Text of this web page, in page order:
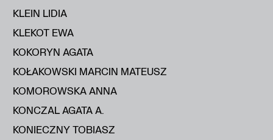
KLEIN LIDIA
KLEKOT EWA
KOKORYN AGATA
KOŁAKOWSKI MARCIN MATEUSZ
KOMOROWSKA ANNA
KONCZAL AGATA A.
KONIECZNY TOBIASZ